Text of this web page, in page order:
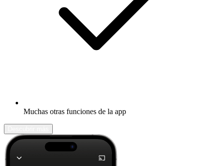
Muchas otras funciones de la app